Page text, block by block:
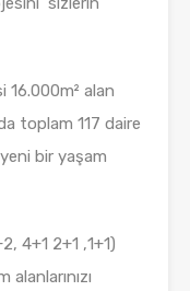
16.000m² alan
toplam 117 daire
bir yaşam
4+1